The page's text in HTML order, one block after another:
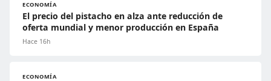
ECONOMÍA
El precio del pistacho en alza ante reducción de
oferta mundial y menor producción en España
Hace 16h
ECONOMÍA